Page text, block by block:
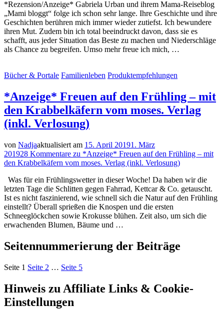
*Rezension/Anzeige* Gabriela Urban und ihrem Mama-Reiseblog
„Mami bloggt“ folge ich schon sehr lange. Ihre Geschichte und ihre
Geschichten berühren mich immer wieder zutiefst. Ich bewundere
ihren Mut. Zudem bin ich total beeindruckt davon, dass sie es
schafft, aus jeder Situation das Beste zu machen und Niederschläge
als Chance zu begreifen. Umso mehr freue ich mich, …
Bücher & Portale Familienleben Produktempfehlungen
*Anzeige* Freuen auf den Frühling – mit
den Krabbelkäfern vom moses. Verlag
(inkl. Verlosung)
von Nadjaaktualisiert am 15. April 20191. März
201928 Kommentare zu *Anzeige* Freuen auf den Frühling – mit
den Krabbelkäfern vom moses. Verlag (inkl. Verlosung)
Was für ein Frühlingswetter in dieser Woche! Da haben wir die
letzten Tage die Schlitten gegen Fahrrad, Kettcar & Co. getauscht.
Ist es nicht faszinierend, wie schnell sich die Natur auf den Frühling
einstellt? Überall sprießen die Knospen und die ersten
Schneeglöckchen sowie Krokusse blühen. Zeit also, um sich die
erwachenden Blumen, Bäume und …
Seitennummerierung der Beiträge
Seite 1 Seite 2 … Seite 5
Hinweis zu Affiliate Links & Cookie-
Einstellungen